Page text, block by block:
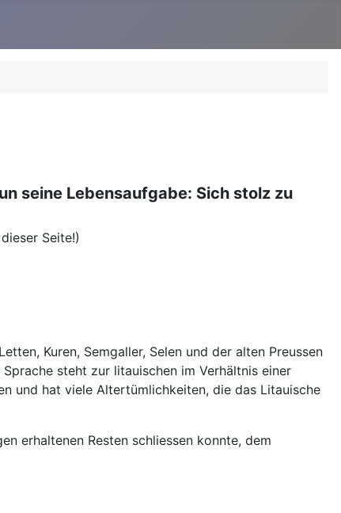
seine Lebensaufgabe: Sich stolz zu
Seite!)
Kuren, Semgaller, Selen und der alten Preussen
steht zur litauischen im Verhältnis einer
und hat viele Altertümlichkeiten, die das Litauische
erhaltenen Resten schliessen konnte, dem